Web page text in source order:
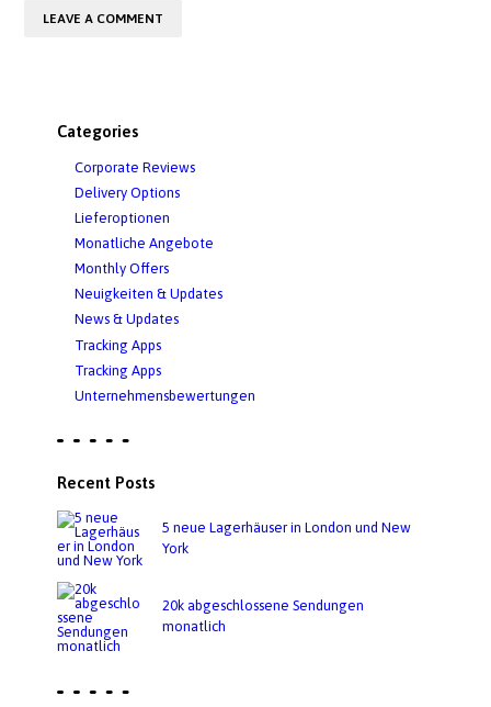
Categories
Corporate Reviews
Delivery Options
Lieferoptionen
Monatliche Angebote
Monthly Offers
Neuigkeiten & Updates
News & Updates
Tracking Apps
Tracking Apps
Unternehmensbewertungen
Recent Posts
5 neue Lagerhäuser in London und New
York
20k abgeschlossene Sendungen
monatlich